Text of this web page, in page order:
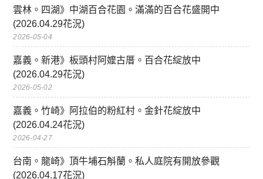
雲林。四湖》中湖百合花園。滿滿的百合花盛開中
(2026.04.29花況)
2026-05-04
嘉義。新港》板頭村阿嬤古厝。百合花綻放中
(2026.04.29花況)
2026-05-02
嘉義。竹崎》阿拉伯的粉紅村。金針花綻放中
(2026.04.24花況)
2026-04-27
台南。龍崎》頂牛埔石斛蘭。私人庭院有開放參觀
(2026.04.17花況)